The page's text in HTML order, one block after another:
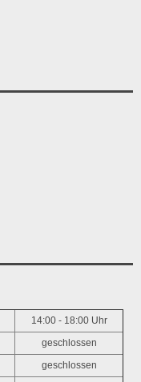
14:00 - 18:00 Uhr
geschlossen
geschlossen